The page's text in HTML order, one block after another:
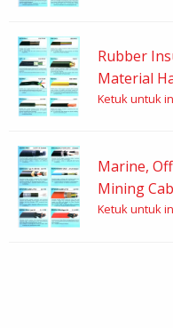
Rubber
Material
Ketuk untuk
Marine,
Mining
Ketuk untuk